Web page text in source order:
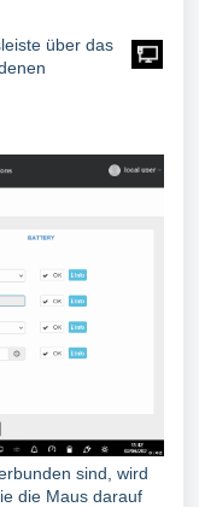
über das
sind, wird
die Maus darauf